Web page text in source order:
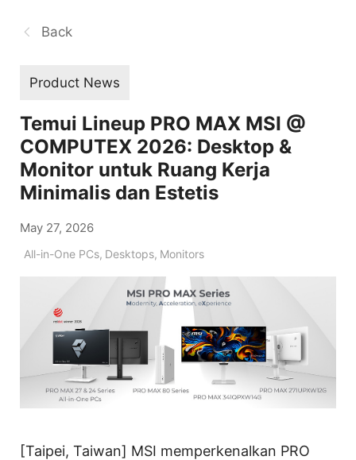
Back
Product News
Temui Lineup PRO MAX MSI @
COMPUTEX 2026: Desktop &
Monitor untuk Ruang Kerja
Minimalis dan Estetis
May 27, 2026
All-in-One PCs, Desktops, Monitors
[Taipei, Taiwan] MSI memperkenalkan PRO